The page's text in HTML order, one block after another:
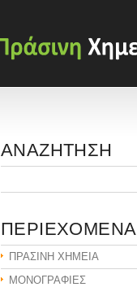
ΑΝΑΖΗΤΗΣΗ
ΠΕΡΙΕΧΟΜΕΝΑ
ΠΡΑΣΙΝΗ ΧΗΜΕΙΑ
ΜΟΝΟΓΡΑΦΙΕΣ